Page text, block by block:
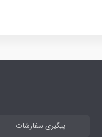
پیگیری سفارشات